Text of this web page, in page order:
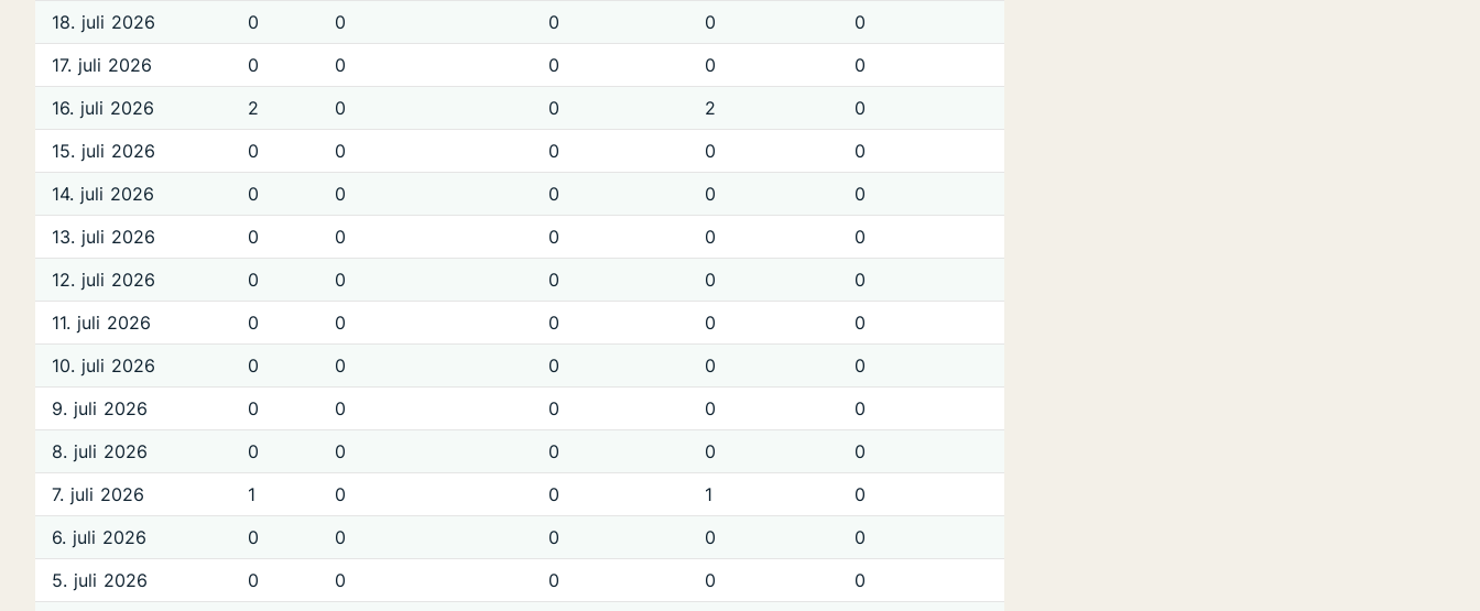
18. juli 2026
0 0 0 0
0
17. juli 2026
0 0 0 0
0
16. juli 2026
2 0 0 2
0
15. juli 2026
0 0 0 0
0
14. juli 2026
0 0 0 0
0
13. juli 2026
0 0 0 0
0
12. juli 2026
0 0 0 0
0
11. juli 2026
0 0 0 0
0
10. juli 2026
0 0 0 0
0
9. juli 2026
0 0 0 0
0
8. juli 2026
0 0 0 0
0
7. juli 2026
1 0 0 1
0
6. juli 2026
0 0 0 0
0
5. juli 2026
0 0 0 0
0